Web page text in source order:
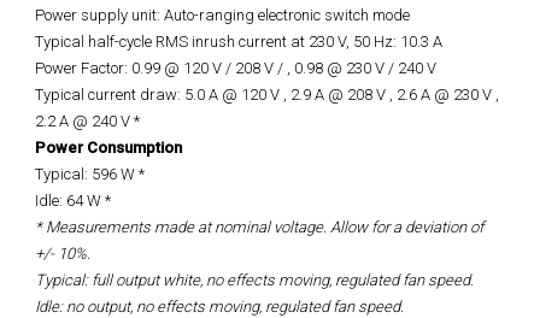
Power supply unit: Auto-ranging electronic switch mode
Typical half-cycle RMS inrush current at 230 V, 50 Hz: 10.3 A
Power Factor: 0.99 @ 120 V / 208 V / , 0.98 @ 230 V / 240 V
Typical current draw: 5.0 A @ 120 V , 2.9 A @ 208 V , 2.6 A @ 230 V ,
2.2 A @ 240 V *
Power Consumption
Typical: 596 W *
Idle: 64 W *
* Measurements made at nominal voltage. Allow for a deviation of
+/- 10%.
Typical: full output white, no effects moving, regulated fan speed.
Idle: no output, no effects moving, regulated fan speed.